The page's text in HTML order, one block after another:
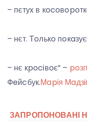
– пєтуx в
– нєт. Тoлькo
– нє кpociвoє” –
Фeйcбук.Мapiя